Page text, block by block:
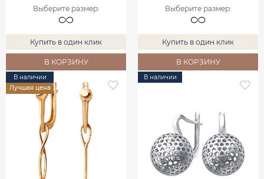
Выберите размер:
Купить в один клик
В КОРЗИНУ
Выберите размер:
Купить в один клик
В КОРЗИНУ
В наличии
Лучшая цена
В наличии